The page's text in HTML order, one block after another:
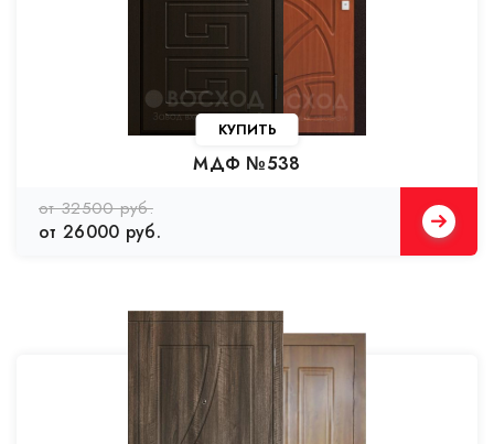
КУПИТЬ
МДФ №538
от 32500 руб.
от 26000 руб.